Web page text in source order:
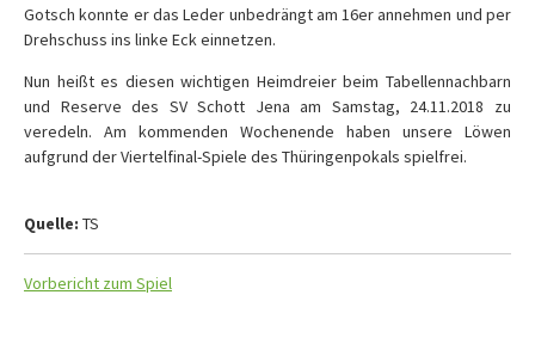
Gotsch konnte er das Leder unbedrängt am 16er annehmen und per
Drehschuss ins linke Eck einnetzen.
Nun heißt es diesen wichtigen Heimdreier beim Tabellennachbarn
und Reserve des SV Schott Jena am Samstag, 24.11.2018 zu
veredeln. Am kommenden Wochenende haben unsere Löwen
aufgrund der Viertelfinal-Spiele des Thüringenpokals spielfrei.
Quelle: TS
Vorbericht zum Spiel